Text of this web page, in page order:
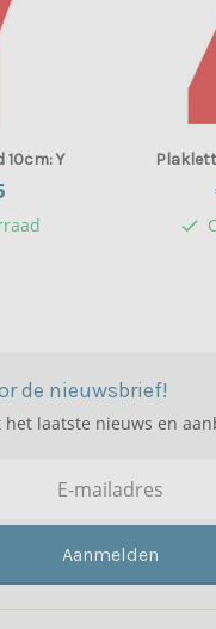
Y
check
de nieuwsbrief!
het laatste nieuws en
Aanmelden